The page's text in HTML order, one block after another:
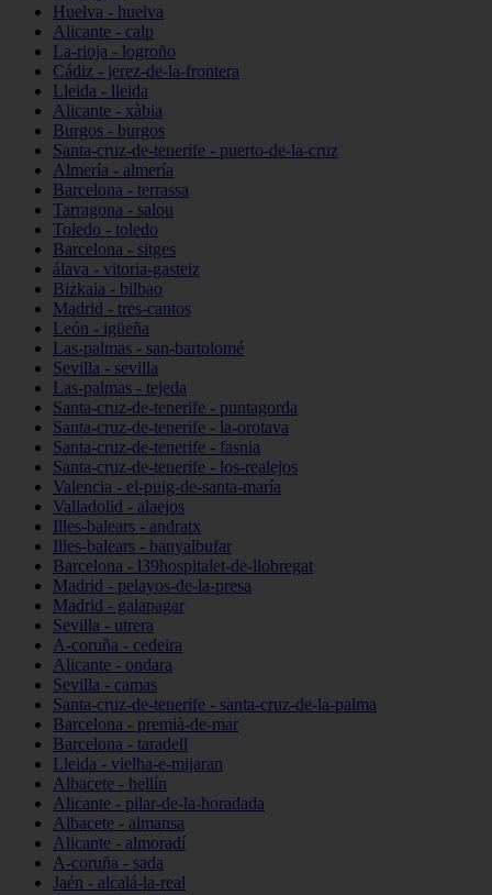
Huelva - huelva
Alicante - calp
La-rioja - logroño
Cádiz - jerez-de-la-frontera
Lleida - lleida
Alicante - xàbia
Burgos - burgos
Santa-cruz-de-tenerife - puerto-de-la-cruz
Almería - almería
Barcelona - terrassa
Tarragona - salou
Toledo - toledo
Barcelona - sitges
álava - vitoria-gasteiz
Bizkaia - bilbao
Madrid - tres-cantos
León - igüeña
Las-palmas - san-bartolomé
Sevilla - sevilla
Las-palmas - tejeda
Santa-cruz-de-tenerife - puntagorda
Santa-cruz-de-tenerife - la-orotava
Santa-cruz-de-tenerife - fasnia
Santa-cruz-de-tenerife - los-realejos
Valencia - el-puig-de-santa-maría
Valladolid - alaejos
Illes-balears - andratx
Illes-balears - banyalbufar
Barcelona - l39hospitalet-de-llobregat
Madrid - pelayos-de-la-presa
Madrid - galapagar
Sevilla - utrera
A-coruña - cedeira
Alicante - ondara
Sevilla - camas
Santa-cruz-de-tenerife - santa-cruz-de-la-palma
Barcelona - premià-de-mar
Barcelona - taradell
Lleida - vielha-e-mijaran
Albacete - hellín
Alicante - pilar-de-la-horadada
Albacete - almansa
Alicante - almoradí
A-coruña - sada
Jaén - alcalá-la-real